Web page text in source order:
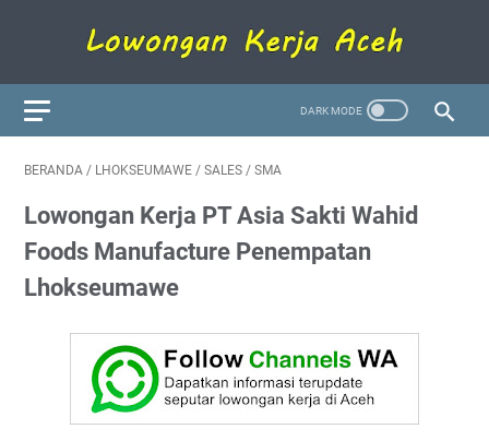
BERANDA / LHOKSEUMAWE / SALES / SMA
Lowongan Kerja PT Asia Sakti Wahid
Foods Manufacture Penempatan
Lhokseumawe